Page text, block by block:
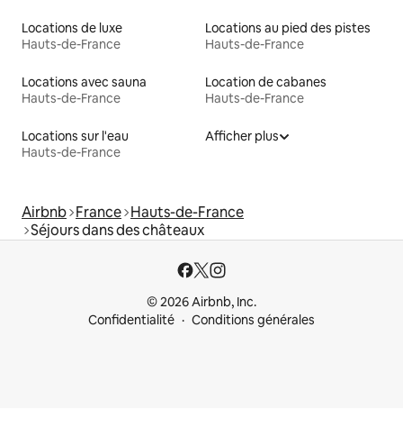
Locations de luxe
Hauts-de-France
Locations au pied des pistes
Hauts-de-France
Locations avec sauna
Hauts-de-France
Location de cabanes
Hauts-de-France
Locations sur l'eau
Hauts-de-France
Afficher plus
Airbnb France Hauts-de-France
Séjours dans des châteaux
© 2026 Airbnb, Inc.
Confidentialité
Conditions générales